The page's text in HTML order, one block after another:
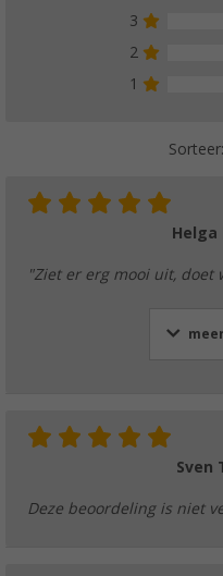
3
2
1
Sorteer:
Helga
"Ziet er erg mooi uit, doet
Sven
Deze beoordeling is niet